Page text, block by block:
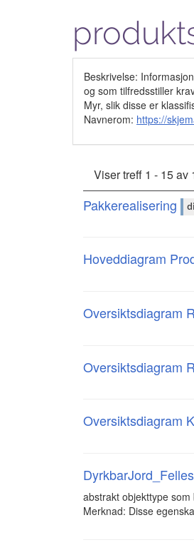
Beskrivelse:
og som tilfredsstiller
Myr, slik disse er
Navnerom: https://
Viser treff 1 - 15 av
Pakkerealisering
Hoveddiagram
Oversiktsdiagram
Oversiktsdiagram
Oversiktsdiagram
abstrakt objekttype
Merknad: Disse